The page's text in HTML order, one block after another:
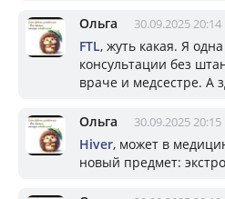
Ольга 30.09.2025 20:14
FTL, жуть какая. Я
консультации без
враче и медсестре. А
Ольга 30.09.2025 20:15
Hiver, может в
новый предмет: